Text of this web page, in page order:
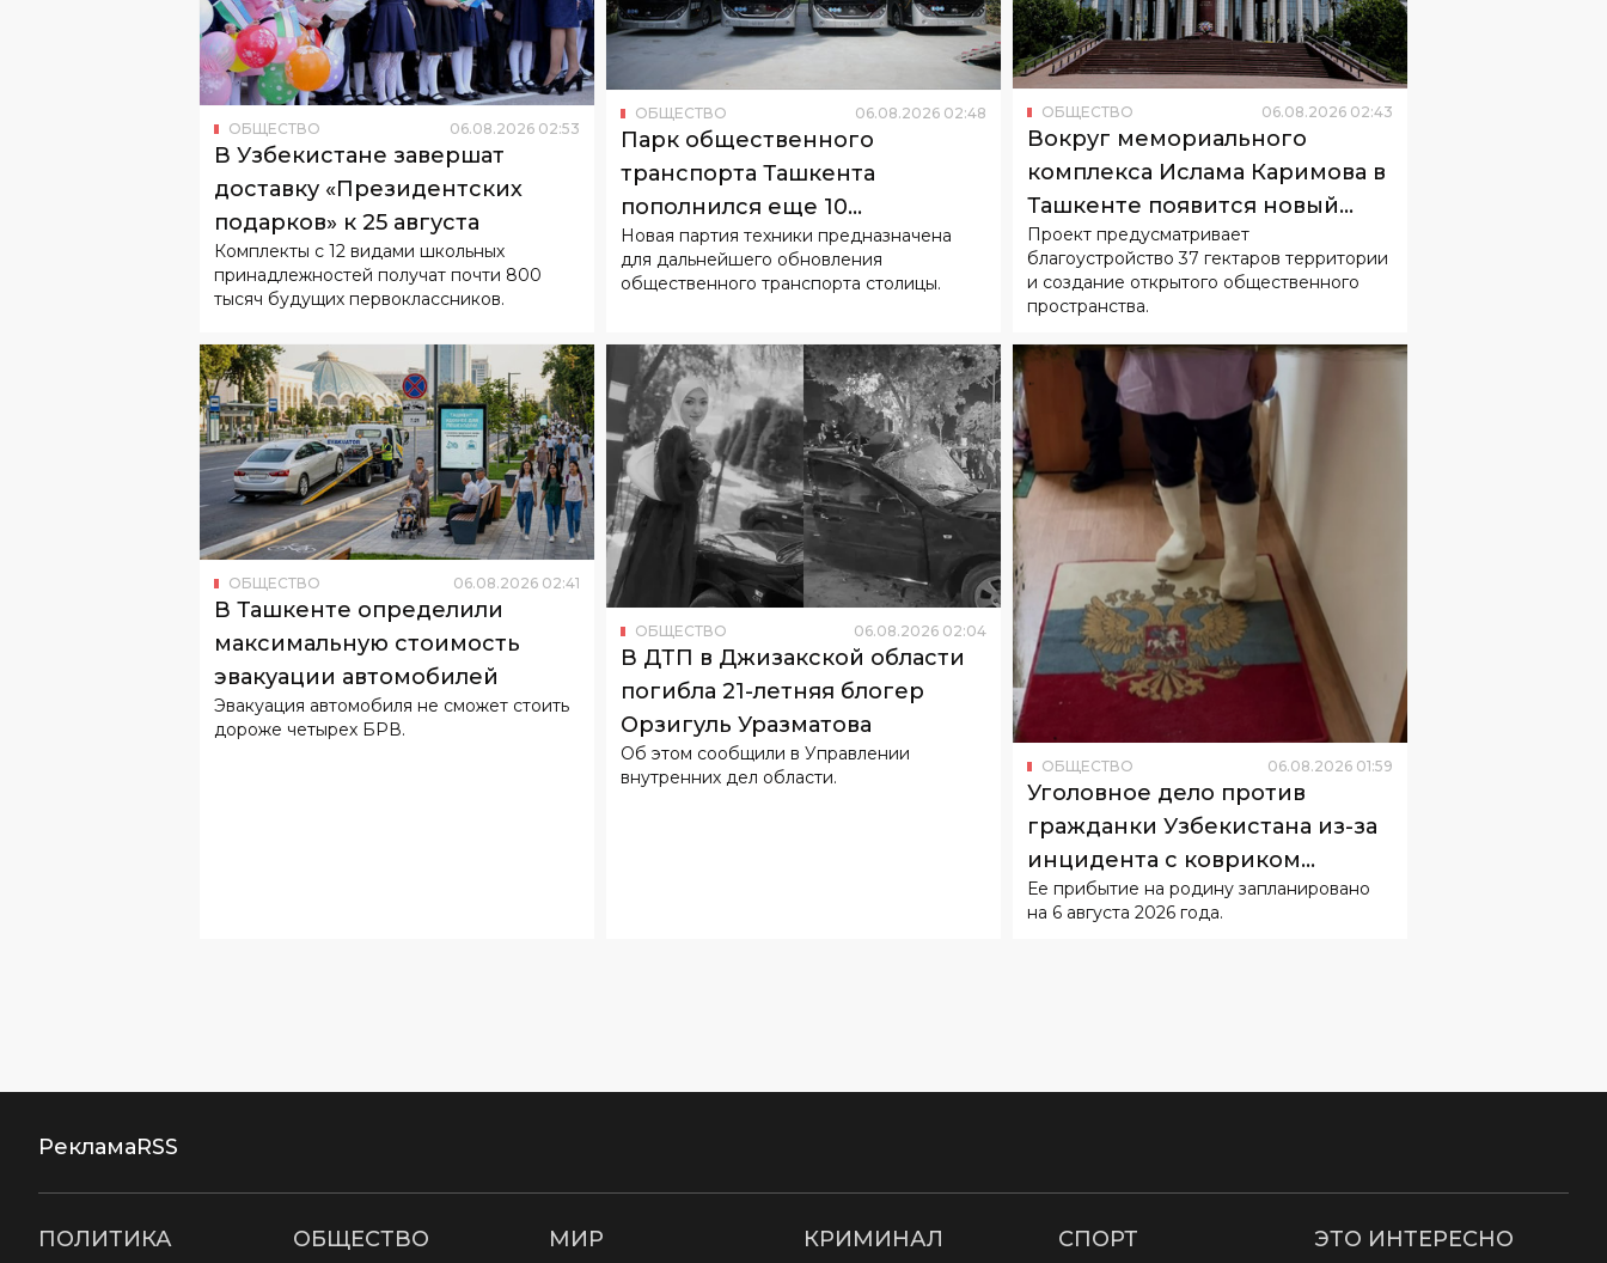
ОБЩЕСТВО 06.08.2026 02:53
В Узбекистане завершат
доставку «Президентских
подарков» к 25 августа
Комплекты с 12 видами школьных
принадлежностей получат почти 800
тысяч будущих первоклассников.
ОБЩЕСТВО 06.08.2026 02:48
Парк общественного
транспорта Ташкента
пополнился еще 10
китайскими электробусами
Новая партия техники предназначена
для дальнейшего обновления
общественного транспорта столицы.
ОБЩЕСТВО 06.08.2026 02:43
Вокруг мемориального
комплекса Ислама Каримова в
Ташкенте появится новый
городской парк
Проект предусматривает
благоустройство 37 гектаров территории
и создание открытого общественного
пространства.
ОБЩЕСТВО 06.08.2026 02:41
В Ташкенте определили
максимальную стоимость
эвакуации автомобилей
Эвакуация автомобиля не сможет стоить
дороже четырех БРВ.
ОБЩЕСТВО 06.08.2026 02:04
В ДТП в Джизакской области
погибла 21-летняя блогер
Орзигуль Уразматова
Об этом сообщили в Управлении
внутренних дел области.
ОБЩЕСТВО 06.08.2026 01:59
Уголовное дело против
гражданки Узбекистана из-за
инцидента с ковриком
возбуждать не будут
Ее прибытие на родину запланировано
на 6 августа 2026 года.
РекламаRSS
ПОЛИТИКА ОБЩЕСТВО МИР КРИМИНАЛ СПОРТ ЭТО ИНТЕРЕСНО